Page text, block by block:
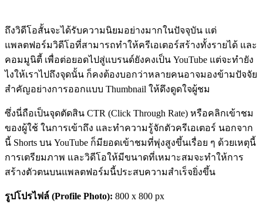
ถึงวิดีโอสั้นจะได้รับความนิยมอย่างมากในปัจจุบัน แต่
แพลตฟอร์มวิดีโอที่สามารถทำให้ครีเอเตอร์สร้างทั้งรายได้ และ
คอมมูนิตี้ เพื่อต่อยอดไปสู่แบรนด์ยังคงเป็น YouTube แต่จะทำยัง
ไงให้เราไปถึงจุดนั้น ก็คงต้องบอกว่าหลายคนอาจมองข้ามปัจจัย
สำคัญอย่างการออกแบบ Thumbnail ให้ดึงดูดใจผู้ชม
ซึ่งนี่ถือเป็นจุดตัดสิน CTR (Click Through Rate) หรือคลิกเข้าชม
ของผู้ใช้ ในการเข้าถึง และทำความรู้จักตัวครีเอเตอร์ นอกจาก
นี้ Shorts บน YouTube ก็มียอดเข้าชมที่พุ่งสูงขึ้นเรื่อย ๆ ด้วยเหตุนี้
การเตรียมภาพ และวิดีโอให้มีขนาดที่เหมาะสมจะทำให้การ
สร้างตัวตนบนแพลตฟอร์มนี้ประสบความสำเร็จยิ่งขึ้น
รูปโปรไฟล์ (Profile Photo): 800 x 800 px